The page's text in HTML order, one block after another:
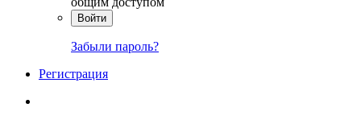
Войти
Забыли пароль?
Регистрация